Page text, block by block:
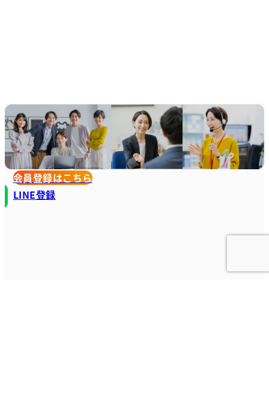
会員登録はこちら
LINE登録